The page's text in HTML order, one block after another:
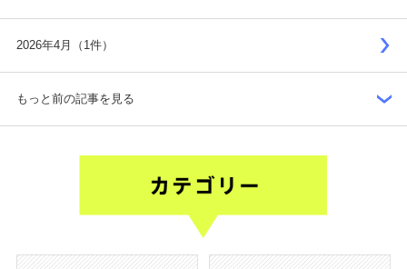
2026年4月（1件）
もっと前の記事を見る